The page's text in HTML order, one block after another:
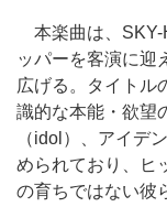
本楽曲は、SKY-
ッパーを客演に迎
広げる。タイトル
識的な本能・欲望
（idol）、アイデ
められており、ヒ
の育ちではない彼